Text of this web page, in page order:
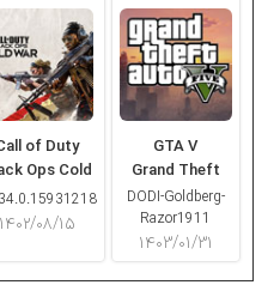
GTA V
Grand Theft
Auto V
DODI-Goldberg-
Razor1911
۱۴۰۳/۰۱/۳۱
of Duty
Ops Cold
War
۱۴۰۲/۰۸/۱۵